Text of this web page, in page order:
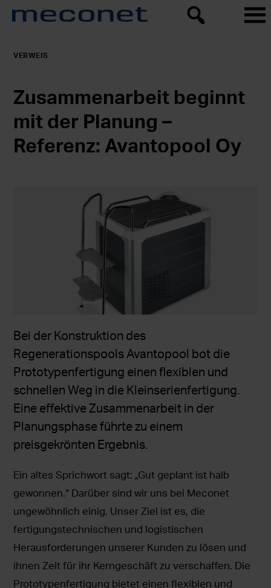
VERWEIS
Zusammenarbeit beginnt
mit der Planung –
Referenz: Avantopool Oy
Bei der Konstruktion des
Regenerationspools Avantopool bot die
Prototypenfertigung einen flexiblen und
schnellen Weg in die Kleinserienfertigung.
Eine effektive Zusammenarbeit in der
Planungsphase führte zu einem
preisgekrönten Ergebnis.
Ein altes Sprichwort sagt: „Gut geplant ist halb
gewonnen.“ Darüber sind wir uns bei Meconet
ungewöhnlich einig. Unser Ziel ist es, die
fertigungstechnischen und logistischen
Herausforderungen unserer Kunden zu lösen und
ihnen Zeit für ihr Kerngeschäft zu verschaffen. Die
Prototypenfertigung bietet einen flexiblen und